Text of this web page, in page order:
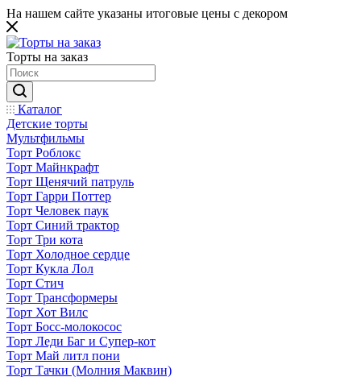
На нашем сайте указаны итоговые цены с декором
Торты на заказ
Каталог
Детские торты
Мультфильмы
Торт Роблокс
Торт Майнкрафт
Торт Щенячий патруль
Торт Гарри Поттер
Торт Человек паук
Торт Синий трактор
Торт Три кота
Торт Холодное сердце
Торт Кукла Лол
Торт Стич
Торт Трансформеры
Торт Хот Вилс
Торт Босс-молокосос
Торт Леди Баг и Супер-кот
Торт Май литл пони
Торт Тачки (Молния Маквин)